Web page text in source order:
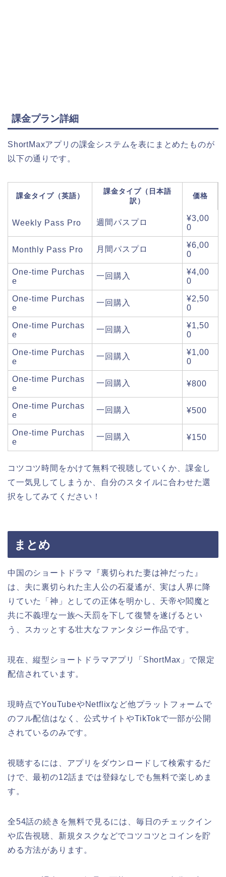
課金プラン詳細
ShortMaxアプリの課金システムを表にまとめたものが
以下の通りです。
課金タイプ（英語）
課金タイプ（日本語
訳）
価格
Weekly Pass Pro 週間パスプロ
¥3,00
0
Monthly Pass Pro 月間パスプロ
¥6,00
0
One-time Purchas
e
一回購入
¥4,00
0
One-time Purchas
e
一回購入
¥2,50
0
One-time Purchas
e
一回購入
¥1,50
0
One-time Purchas
e
一回購入
¥1,00
0
One-time Purchas
e
一回購入 ¥800
One-time Purchas
e
一回購入 ¥500
One-time Purchas
e
一回購入 ¥150
コツコツ時間をかけて無料で視聴していくか、課金し
て一気見してしまうか、自分のスタイルに合わせた選
択をしてみてください！
まとめ
中国のショートドラマ『裏切られた妻は神だった』
は、夫に裏切られた主人公の石凝遙が、実は人界に降
りていた「神」としての正体を明かし、天帝や閻魔と
共に不義理な一族へ天罰を下して復讐を遂げるとい
う、スカッとする壮大なファンタジー作品です。
現在、縦型ショートドラマアプリ「ShortMax」で限定
配信されています。
現時点でYouTubeやNetflixなど他プラットフォームで
のフル配信はなく、公式サイトやTikTokで一部が公開
されているのみです。
視聴するには、アプリをダウンロードして検索するだ
けで、最初の12話までは登録なしでも無料で楽しめま
す。
全54話の続きを無料で見るには、毎日のチェックイン
や広告視聴、新規タスクなどでコツコツとコインを貯
める方法があります。